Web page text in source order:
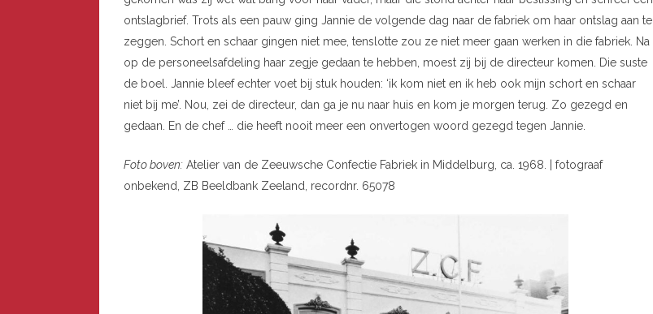
ontslagbrief. Trots als een pauw ging Jannie de volgende dag naar de fabriek om haar ontslag aan te
zeggen. Schort en schaar gingen niet mee, tenslotte zou ze niet meer gaan werken in die fabriek. Na
op de personeelsafdeling haar zegje gedaan te hebben, moest zij bij de directeur komen. Die suste
de boel. Jannie bleef echter voet bij stuk houden: ‘ik kom niet en ik heb ook mijn schort en schaar
niet bij me’. Nou, zei de directeur, dan ga je nu naar huis en kom je morgen terug. Zo gezegd en
gedaan. En de chef … die heeft nooit meer een onvertogen woord gezegd tegen Jannie.
Foto boven: Atelier van de Zeeuwsche Confectie Fabriek in Middelburg, ca. 1968. | fotograaf
onbekend, ZB Beeldbank Zeeland, recordnr. 65078